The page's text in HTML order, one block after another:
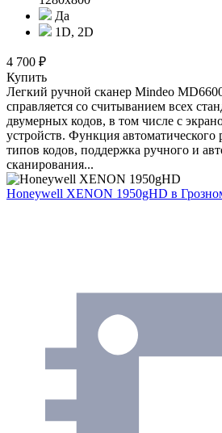
Да
1D, 2D
4 700 ₽
Купить
Легкий ручной сканер Mindeo
справляется со считыванием всех
двумерных кодов, в том числе с
устройств. Функция автоматического
типов кодов, поддержка ручного и
сканирования...
Honeywell XENON 1950gHD в